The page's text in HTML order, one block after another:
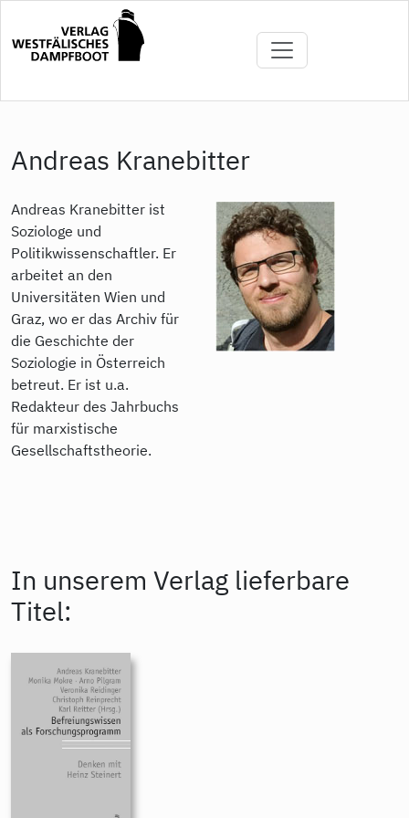
Inhalt
Andreas Kranebitter
Andreas Kranebitter ist
Soziologe und
Politikwissenschaftler. Er
arbeitet an den
Universitäten Wien und
Graz, wo er das Archiv für
die Geschichte der
Soziologie in Österreich
betreut. Er ist u.a.
Redakteur des Jahrbuchs
für marxistische
Gesellschaftstheorie.
In unserem Verlag lieferbare
Titel: